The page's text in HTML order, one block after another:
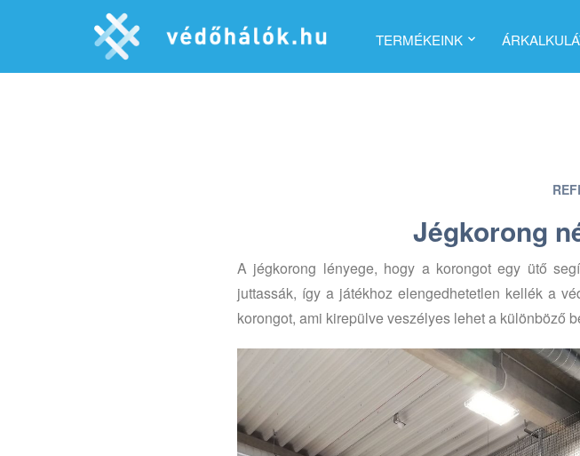
TERMÉKEINK
Jégkorong
A jégkorong lényege, hogy a korongot egy ütő
juttassák, így a játékhoz elengedhetetlen kellék a
korongot, ami kirepülve veszélyes lehet a különböző